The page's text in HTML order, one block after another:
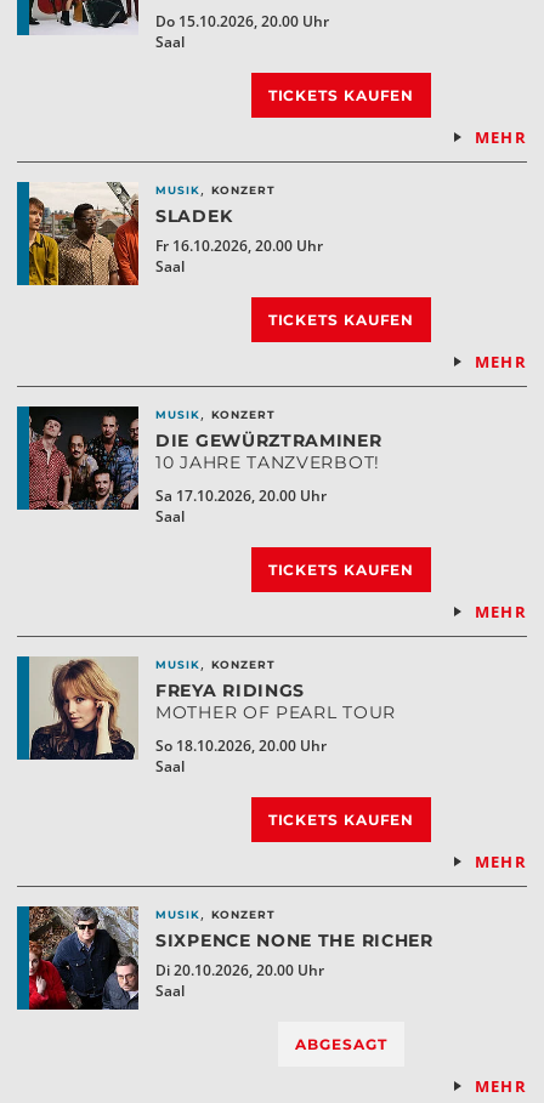
Do 15.10.2026, 20.00 Uhr
Saal
MEHR
TICKETS KAUFEN
MUSIK, KONZERT
SLADEK
Fr 16.10.2026, 20.00 Uhr
Saal
MEHR
TICKETS KAUFEN
MUSIK, KONZERT
DIE GEWÜRZTRAMINER
10 JAHRE TANZVERBOT!
Sa 17.10.2026, 20.00 Uhr
Saal
MEHR
TICKETS KAUFEN
MUSIK, KONZERT
FREYA RIDINGS
MOTHER OF PEARL TOUR
So 18.10.2026, 20.00 Uhr
Saal
MEHR
TICKETS KAUFEN
MUSIK, KONZERT
SIXPENCE NONE THE RICHER
Di 20.10.2026, 20.00 Uhr
Saal
MEHR
ABGESAGT